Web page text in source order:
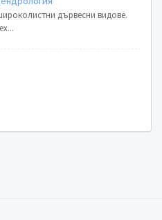
дървесни видове.